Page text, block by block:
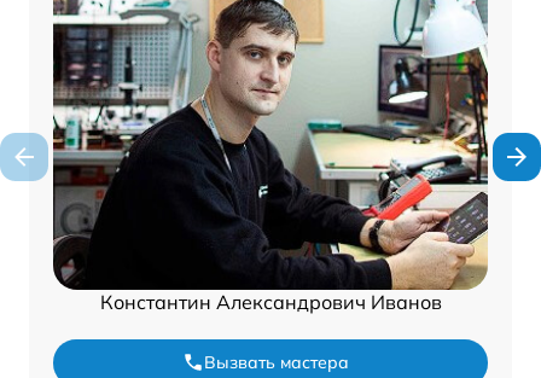
Константин Александрович Иванов
Вызвать мастера